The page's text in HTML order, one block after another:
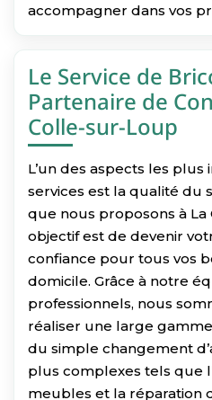
accompagner dans vos
Le Service de
Partenaire de
Colle-sur-Loup
L’un des aspects les
services est la qualité du
que nous proposons à
objectif est de devenir
confiance pour tous vos
domicile. Grâce à notre
professionnels, nous
réaliser une large
du simple changement
plus complexes tels que
meubles et la réparation